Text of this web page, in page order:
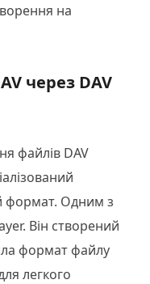
на
через DAV
файлів DAV
формат. Одним з
Він створений
формат файлу
легкого